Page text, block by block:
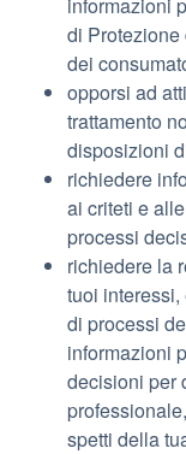
di
dei
opporsi ad
trattamento
disposizioni
richiedere
ai criteti e
processi
richiedere la
tuoi
di processi
informazioni
decisioni per
spetti della